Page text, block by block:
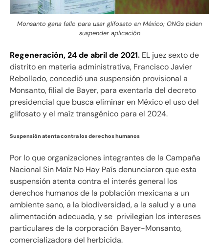
Monsanto gana fallo para usar glifosato en México; ONGs piden
suspender aplicación
Regeneración, 24 de abril de 2021. EL juez sexto de
distrito en materia administrativa, Francisco Javier
Rebolledo, concedió una suspensión provisional a
Monsanto, filial de Bayer, para exentarla del decreto
presidencial que busca eliminar en México el uso del
glifosato y el maíz transgénico para el 2024.
Suspensión atenta contra los derechos humanos
Por lo que organizaciones integrantes de la Campaña
Nacional Sin Maíz No Hay País denunciaron que esta
suspensión atenta contra el interés general los
derechos humanos de la población mexicana a un
ambiente sano, a la biodiversidad, a la salud y a una
alimentación adecuada, y se privilegian los intereses
particulares de la corporación Bayer-Monsanto,
comercializadora del herbicida.